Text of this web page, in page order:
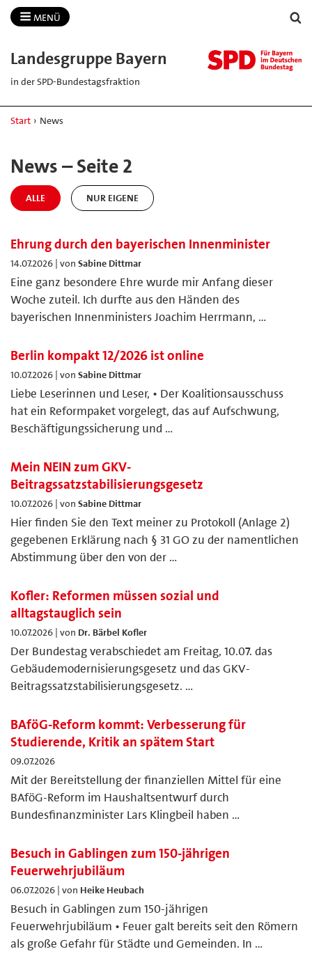
MENÜ
Landesgruppe Bayern
in der SPD-Bundestagsfraktion
Start › News
News – Seite 2
ALLE NUR EIGENE
Ehrung durch den bayerischen Innenminister
14.07.2026 | von Sabine Dittmar
Eine ganz besondere Ehre wurde mir Anfang dieser
Woche zuteil. Ich durfte aus den Händen des
bayerischen Innenministers Joachim Herrmann, …
Berlin kompakt 12/2026 ist online
10.07.2026 | von Sabine Dittmar
Liebe Leserinnen und Leser, • Der Koalitionsausschuss
hat ein Reformpaket vorgelegt, das auf Aufschwung,
Beschäftigungssicherung und …
Mein NEIN zum GKV-
Beitragssatzstabilisierungsgesetz
10.07.2026 | von Sabine Dittmar
Hier finden Sie den Text meiner zu Protokoll (Anlage 2)
gegebenen Erklärung nach § 31 GO zu der namentlichen
Abstimmung über den von der …
Kofler: Reformen müssen sozial und
alltagstauglich sein
10.07.2026 | von Dr. Bärbel Kofler
Der Bundestag verabschiedet am Freitag, 10.07. das
Gebäudemodernisierungsgesetz und das GKV-
Beitragssatzstabilisierungsgesetz. …
BAföG-Reform kommt: Verbesserung für
Studierende, Kritik an spätem Start
09.07.2026
Mit der Bereitstellung der finanziellen Mittel für eine
BAföG-Reform im Haushaltsentwurf durch
Bundesfinanzminister Lars Klingbeil haben …
Besuch in Gablingen zum 150-jährigen
Feuerwehrjubiläum
06.07.2026 | von Heike Heubach
Besuch in Gablingen zum 150-jährigen
Feuerwehrjubiläum • Feuer galt bereits seit den Römern
als große Gefahr für Städte und Gemeinden. In …